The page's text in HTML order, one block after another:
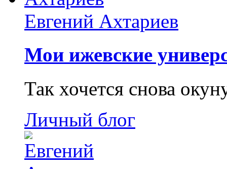
Евгений Ахтариев
Мои ижевские
Так хочется снова
Личный блог